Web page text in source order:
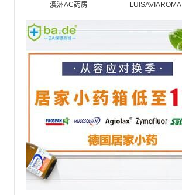
澳洲AC药房 LUISAVIAROMA